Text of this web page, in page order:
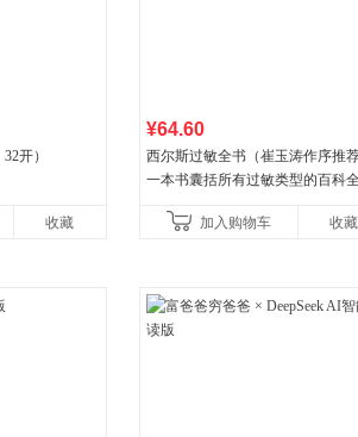
开）
收藏
¥64.60
西尔斯过敏全书（崔玉涛作序推
一本书囊括所有过敏类型的百科
加入购物车
收藏